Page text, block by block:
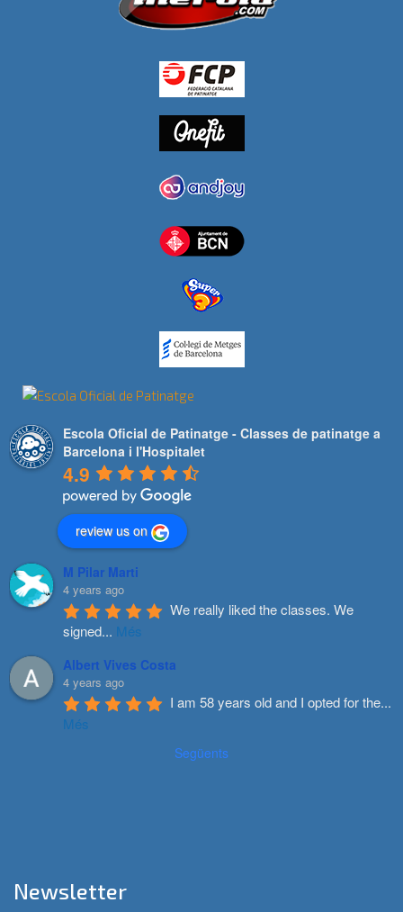
Escola Oficial de Patinatge - Classes de patinatge a
Barcelona i l'Hospitalet
4.9
review us on
M Pilar Marti
4 years ago
We really liked the classes. We
signed... Més
Albert Vives Costa
4 years ago
I am 58 years old and I opted for the...
Més
Següents
Newsletter